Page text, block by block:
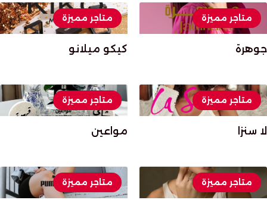
متاجر مميزة
جوهرة
متاجر مميزة
كيكو ميلانو
متاجر مميزة
لا سنزا
متاجر مميزة
مواعين
متاجر مميزة متاجر مميزة